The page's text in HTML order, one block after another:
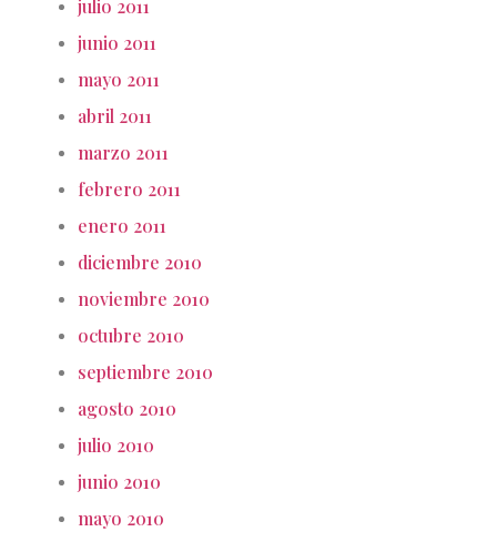
julio 2011
junio 2011
mayo 2011
abril 2011
marzo 2011
febrero 2011
enero 2011
diciembre 2010
noviembre 2010
octubre 2010
septiembre 2010
agosto 2010
julio 2010
junio 2010
mayo 2010